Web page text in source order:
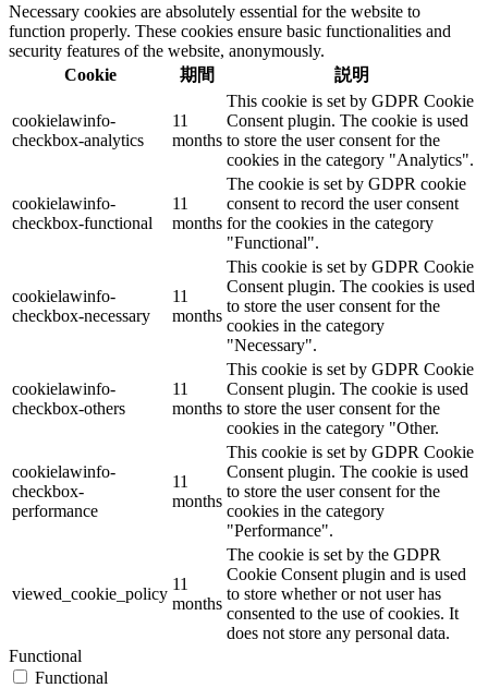
Necessary cookies are absolutely essential for the website to
function properly. These cookies ensure basic functionalities and
security features of the website, anonymously.
Cookie
期間 説明
cookielawinfo-
checkbox-analytics
11
months
This cookie is set by GDPR Cookie
Consent plugin. The cookie is used
to store the user consent for the
cookies in the category "Analytics".
cookielawinfo-
checkbox-functional
11
months
The cookie is set by GDPR cookie
consent to record the user consent
for the cookies in the category
"Functional".
cookielawinfo-
checkbox-necessary
11
months
This cookie is set by GDPR Cookie
Consent plugin. The cookies is used
to store the user consent for the
cookies in the category
"Necessary".
cookielawinfo-
checkbox-others
11
months
This cookie is set by GDPR Cookie
Consent plugin. The cookie is used
to store the user consent for the
cookies in the category "Other.
cookielawinfo-
checkbox-
performance
11
months
This cookie is set by GDPR Cookie
Consent plugin. The cookie is used
to store the user consent for the
cookies in the category
"Performance".
viewed_cookie_policy
11
months
The cookie is set by the GDPR
Cookie Consent plugin and is used
to store whether or not user has
consented to the use of cookies. It
does not store any personal data.
Functional
Functional